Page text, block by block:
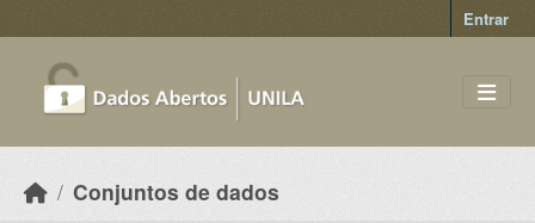
Entrar
Conjuntos de dados